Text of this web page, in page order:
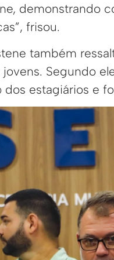
demonstrando
frisou.
também
Segundo
estagiários e